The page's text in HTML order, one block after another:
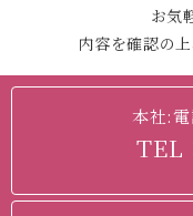
お気
内容を確認の
本社:
TEL